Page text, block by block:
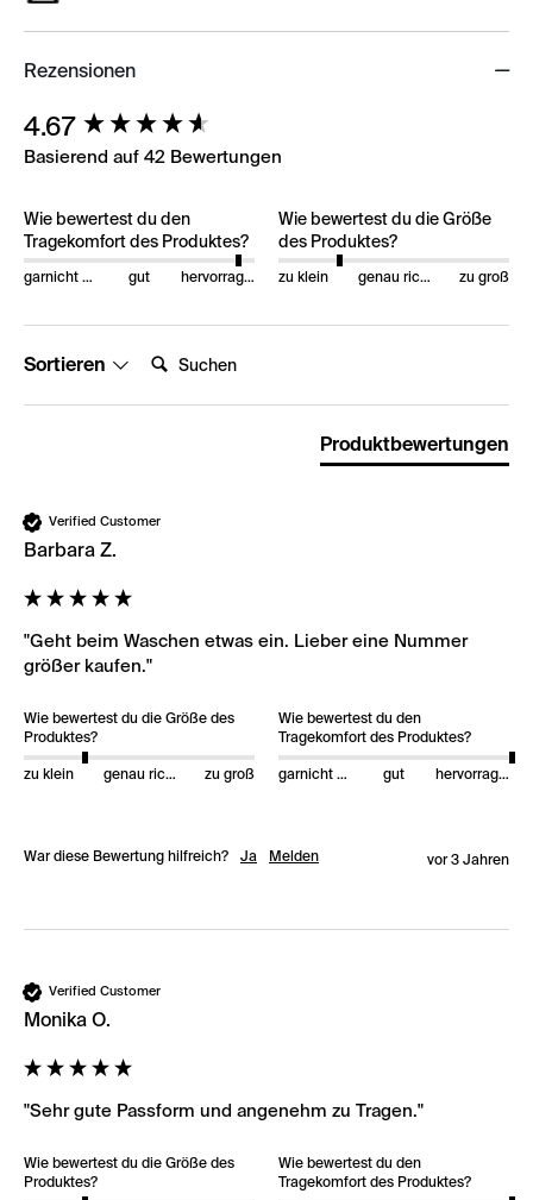
Rezensionen
4.67
Basierend auf 42 Bewertungen
Wie bewertest du den
Tragekomfort des Produktes?
garnicht gut gut hervorragend
Wie bewertest du die Größe
des Produktes?
zu klein genau richtig zu groß
Sortieren
Produktbewertungen
Verified Customer
Barbara Z.
"Geht beim Waschen etwas ein. Lieber eine Nummer
größer kaufen."
Wie bewertest du die Größe des
Produktes?
zu klein genau richtig zu groß
Wie bewertest du den
Tragekomfort des Produktes?
garnicht gut gut hervorragend
War diese Bewertung hilfreich? Ja Melden vor 3 Jahren
Verified Customer
Monika O.
"Sehr gute Passform und angenehm zu Tragen."
Wie bewertest du die Größe des
Produktes?
Wie bewertest du den
Tragekomfort des Produktes?
New content loaded